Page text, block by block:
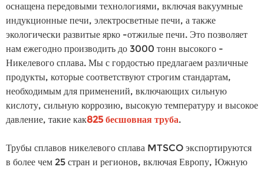
оснащена передовыми технологиями, включая вакуумные
индукционные печи, электросветные печи, а также
экологически развитые ярко -отжилые печи. Это позволяет
нам ежегодно производить до 3000 тонн высокого -
Никелевого сплава. Мы с гордостью предлагаем различные
продукты, которые соответствуют строгим стандартам,
необходимым для применений, включающих сильную
кислоту, сильную коррозию, высокую температуру и высокое
давление, такие как825 бесшовная труба.
Трубы сплавов никелевого сплава MTSCO экспортируются
в более чем 25 стран и регионов, включая Европу, Южную